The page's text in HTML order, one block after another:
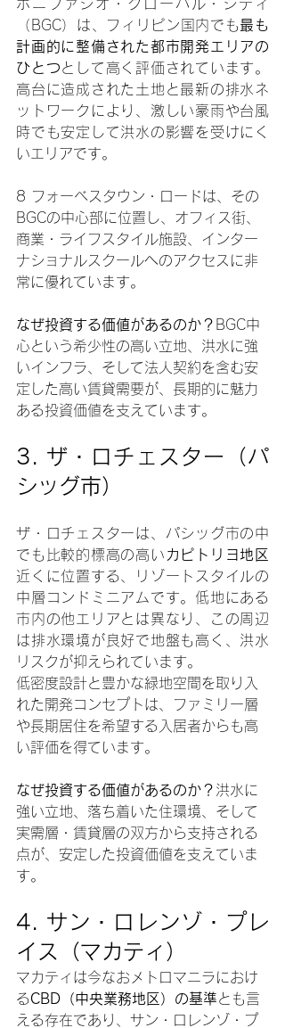
ボニファシオ・グローバル・シティ
（BGC）は、フィリピン国内でも最も
計画的に整備された都市開発エリアの
ひとつとして高く評価されています。
高台に造成された土地と最新の排水ネ
ットワークにより、激しい豪雨や台風
時でも安定して洪水の影響を受けにく
いエリアです。
8 フォーベスタウン・ロードは、その
BGCの中心部に位置し、オフィス街、
商業・ライフスタイル施設、インター
ナショナルスクールへのアクセスに非
常に優れています。
なぜ投資する価値があるのか？ BGC中
心という希少性の高い立地、洪水に強
いインフラ、そして法人契約を含む安
定した高い賃貸需要が、長期的に魅力
ある投資価値を支えています。
3. ザ・ロチェスター（パ
シッグ市）
ザ・ロチェスターは、パシッグ市の中
でも比較的標高の高い カピトリヨ地区
近くに位置する、リゾートスタイルの
中層コンドミニアムです。低地にある
市内の他エリアとは異なり、この周辺
は排水環境が良好で地盤も高く、洪水
リスクが抑えられています。
低密度設計と豊かな緑地空間を取り入
れた開発コンセプトは、ファミリー層
や長期居住を希望する入居者からも高
い評価を得ています。
なぜ投資する価値があるのか？ 洪水に
強い立地、落ち着いた住環境、そして
実需層・賃貸層の双方から支持される
点が、安定した投資価値を支えていま
す。
4. サン・ロレンゾ・プレ
イス（マカティ）
マカティは今なおメトロマニラにおけ
るCBD（中央業務地区）の基準とも言
える存在であり、サン・ロレンゾ・プ